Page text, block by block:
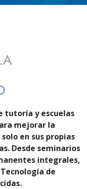
tutoría y escuelas
mejorar la
en sus propias
Desde seminarios
integrales,
de